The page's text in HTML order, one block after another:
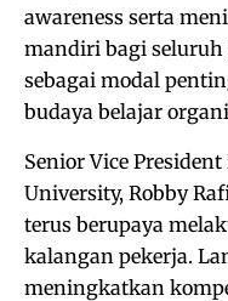
awareness serta
mandiri bagi seluruh
sebagai modal
budaya belajar
Senior Vice
University, Robby
terus berupaya
kalangan pekerja.
meningkatkan